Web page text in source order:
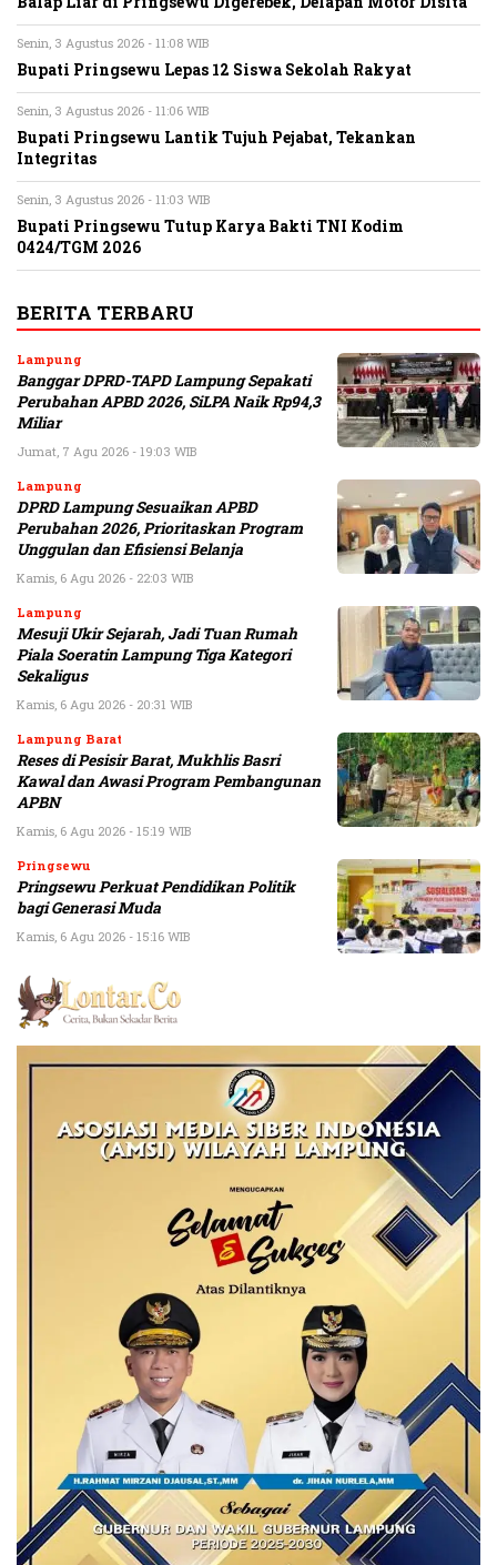
Senin, 3 Agustus 2026 - 11:08 WIB
Bupati Pringsewu Lepas 12 Siswa Sekolah Rakyat
Senin, 3 Agustus 2026 - 11:06 WIB
Bupati Pringsewu Lantik Tujuh Pejabat, Tekankan
Integritas
Senin, 3 Agustus 2026 - 11:03 WIB
Bupati Pringsewu Tutup Karya Bakti TNI Kodim
0424/TGM 2026
BERITA TERBARU
Lampung
Banggar DPRD-TAPD Lampung Sepakati
Perubahan APBD 2026, SiLPA Naik Rp94,3
Miliar
Jumat, 7 Agu 2026 - 19:03 WIB
Lampung
DPRD Lampung Sesuaikan APBD
Perubahan 2026, Prioritaskan Program
Unggulan dan Efisiensi Belanja
Kamis, 6 Agu 2026 - 22:03 WIB
Lampung
Mesuji Ukir Sejarah, Jadi Tuan Rumah
Piala Soeratin Lampung Tiga Kategori
Sekaligus
Kamis, 6 Agu 2026 - 20:31 WIB
Lampung Barat
Reses di Pesisir Barat, Mukhlis Basri
Kawal dan Awasi Program Pembangunan
APBN
Kamis, 6 Agu 2026 - 15:19 WIB
Pringsewu
Pringsewu Perkuat Pendidikan Politik
bagi Generasi Muda
Kamis, 6 Agu 2026 - 15:16 WIB